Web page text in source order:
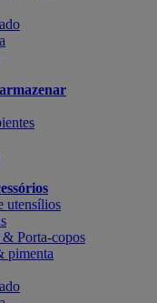
utensílios
& Porta-copos
pimenta